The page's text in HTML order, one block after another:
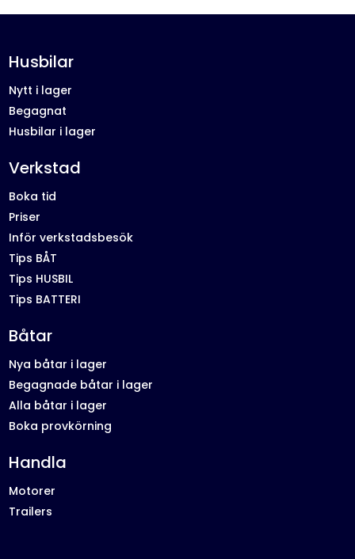
Husbilar
Nytt i lager
Begagnat
Husbilar i lager
Verkstad
Boka tid
Priser
Inför verkstadsbesök
Tips BÅT
Tips HUSBIL
Tips BATTERI
Båtar
Nya båtar i lager
Begagnade båtar i lager
Alla båtar i lager
Boka provkörning
Handla
Motorer
Trailers